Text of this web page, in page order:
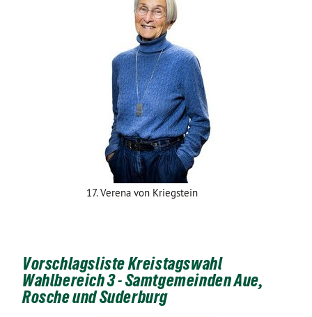
17. Verena von Kriegstein
Vorschlagsliste Kreistagswahl
Wahlbereich 3 - Samtgemeinden Aue,
Rosche und Suderburg